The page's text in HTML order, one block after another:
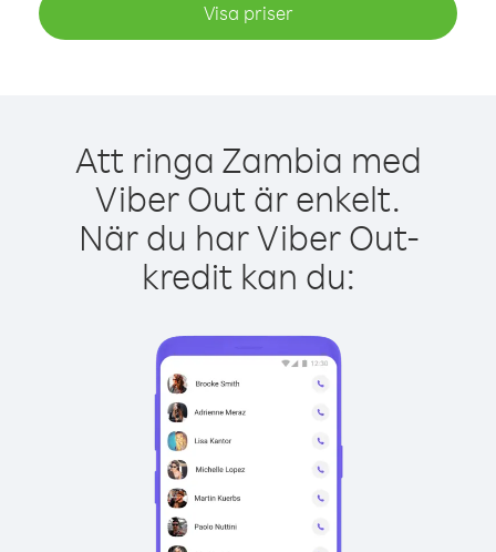
Visa priser
Att ringa Zambia med
Viber Out är enkelt.
När du har Viber Out-
kredit kan du: